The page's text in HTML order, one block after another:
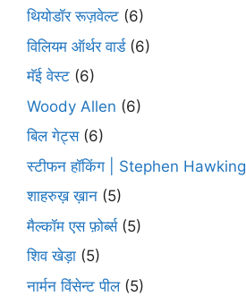
थियोडॉर रूज़वेल्ट (6)
विलियम ऑर्थर वार्ड(6)
मॅई वेस्ट (6)
Woody Allen (6)
बिल गेट्स(6)
स्टीफन हॉकिंग | Stephen Hawking
शाहरुख़ ख़ान (5)
मैल्कॉम एस फ़ोर्ब्स(5)
शिव खेड़ा (5)
नार्मन विंसेन्ट पील(5)